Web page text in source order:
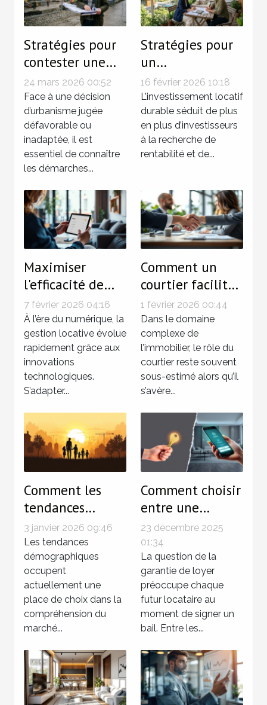
Stratégies pour
contester une
décision
d'urbanisme ?
24 mars 2026 00:52
Face à une décision
d’urbanisme jugée
défavorable ou
inadaptée, il est
essentiel de connaître
les démarches...
Stratégies pour
un
investissement
locatif durable
en 2026
16 février 2026 10:18
L’investissement locatif
durable séduit de plus
en plus d’investisseurs
à la recherche de
rentabilité et de...
Maximiser
l'efficacité de
votre gestion
locative avec les
dernières
technologies
7 février 2026 04:16
À l’ère du numérique, la
gestion locative évolue
rapidement grâce aux
innovations
technologiques.
S’adapter...
Comment un
courtier facilite
les transactions
immobilières ?
1 février 2026 00:44
Dans le domaine
complexe de
l’immobilier, le rôle du
courtier reste souvent
sous-estimé alors qu’il
s’avère...
Comment les
tendances
démographiques
influencent le
marché
immobilier ?
3 janvier 2026 09:46
Les tendances
démographiques
occupent
actuellement une
place de choix dans la
compréhension du
marché...
Comment choisir
entre une
garantie de
loyer
traditionnelle et
une solution
sans dépôt ?
23 décembre 2025
01:34
La question de la
garantie de loyer
préoccupe chaque
futur locataire au
moment de signer un
bail. Entre les...